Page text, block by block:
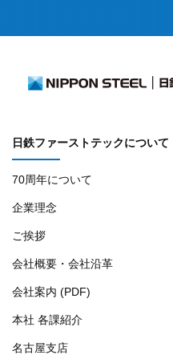
日鉄ファーストテックについて
70周年について
企業理念
ご挨拶
会社概要・会社沿革
会社案内 (PDF)
本社 各課紹介
名古屋支店